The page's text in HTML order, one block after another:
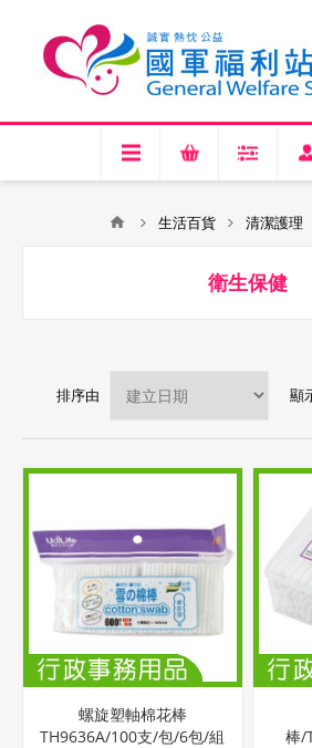
生活百貨 清潔護理
衛生保健
排序由 顯
螺旋塑軸棉花棒
TH9636A/100支/包/6包/組
棒/